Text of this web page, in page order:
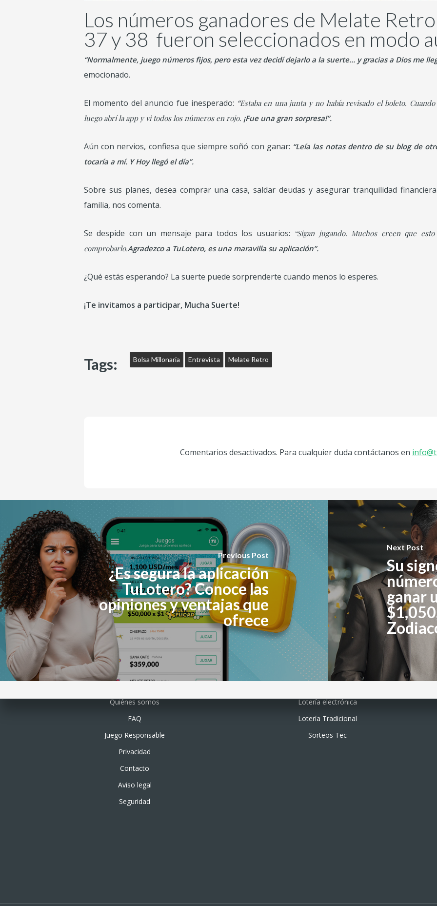
Los números ganadores de Melate
37 y 38 fueron seleccionados en modo
“Normalmente, juego números fijos, pero esta vez decidí dejarlo a la suerte… y gracias a Dios me
emocionado.
El momento del anuncio fue inesperado: “Estaba en una junta y no había revisado el boleto.
luego abrí la app y vi todos los números en rojo. ¡Fue una gran sorpresa!”.
Aún con nervios, confiesa que siempre soñó con ganar: “Leía las notas dentro de su blog de
tocaría a mí. Y Hoy llegó el día”.
Sobre sus planes, desea comprar una casa, saldar deudas y asegurar tranquilidad
familia, nos comenta.
Se despide con un mensaje para todos los usuarios: “Sigan jugando. Muchos creen que
comprobarlo.Agradezco a TuLotero, es una maravilla su aplicación”.
¿Qué estás esperando? La suerte puede sorprenderte cuando menos lo esperes.
¡Te invitamos a participar, Mucha Suerte!
Tags: Bolsa Millonaria Entrevista Melate Retro
Comentarios desactivados. Para cualquier duda contáctanos en
Previous Post
¿Es segura la aplicación
TuLotero? Conoce las
opiniones y ventajas que
ofrece
Next Post
Su
ganar
Quiénes somos
FAQ
Juego Responsable
Privacidad
Contacto
Aviso legal
Seguridad
Lotería electrónica
Lotería Tradicional
Sorteos Tec